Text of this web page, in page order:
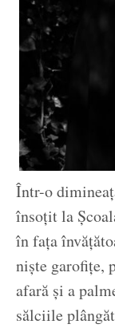
Într-o
însoțit la
în fața
niște garofițe,
afară și a
sălciile